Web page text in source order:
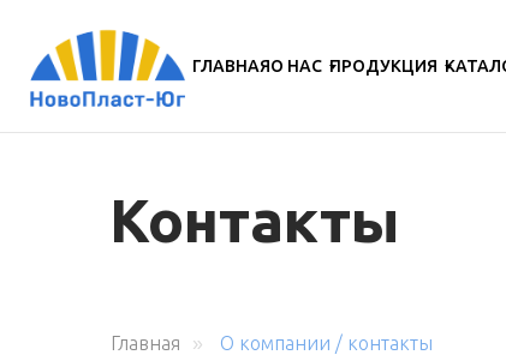
ГЛАВНАЯО НАС ПРОДУКЦИЯ
Контакты
Главная » О компании / контакты